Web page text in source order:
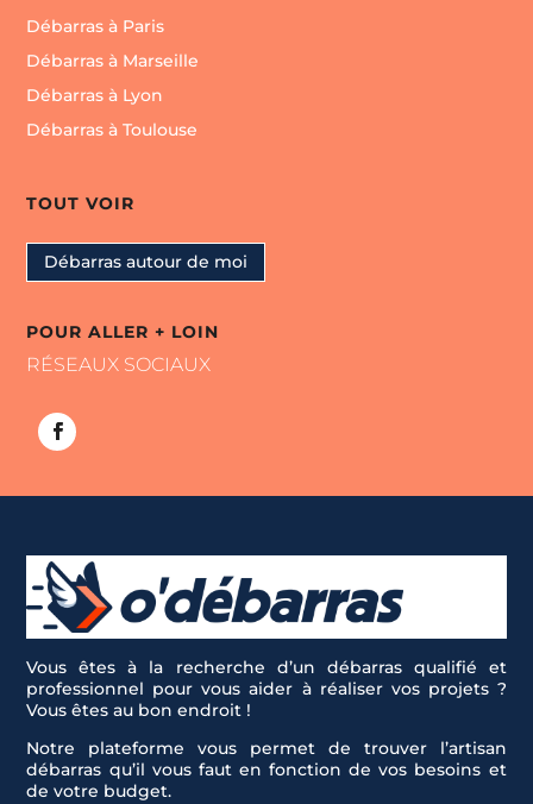
Débarras à Paris
Débarras à Marseille
Débarras à Lyon
Débarras à Toulouse
TOUT VOIR
Débarras autour de moi
POUR ALLER + LOIN
RÉSEAUX SOCIAUX
Vous êtes à la recherche d’un débarras qualifié et
professionnel pour vous aider à réaliser vos projets ?
Vous êtes au bon endroit !
Notre plateforme vous permet de trouver l’artisan
débarras qu’il vous faut en fonction de vos besoins et
de votre budget.